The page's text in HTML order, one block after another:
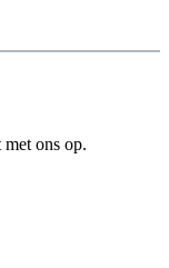
ons op.